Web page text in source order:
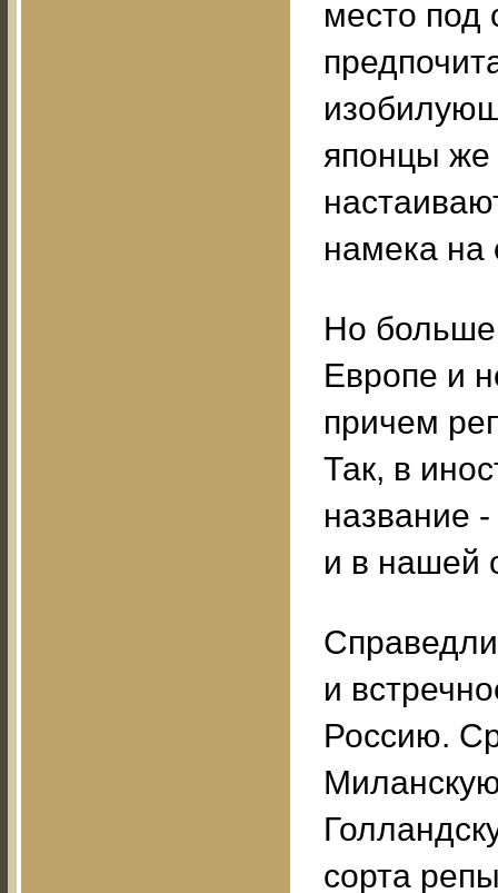
место
японцы же
намека на
Но
Европе и
причем
Так, в
название
и в нашей
и
Россию.
сорта